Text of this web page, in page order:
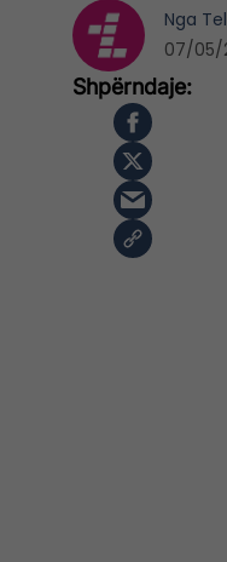
Nga
07/05/